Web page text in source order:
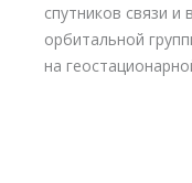
спутников связи и
орбитальной
на